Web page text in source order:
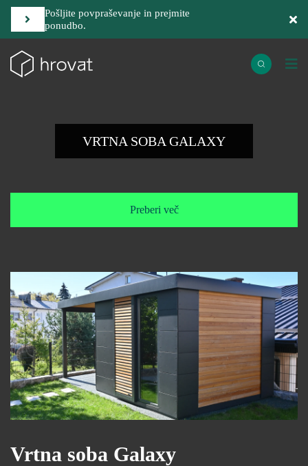
Pošljite povpraševanje in prejmite
ponudbo.
VRTNA SOBA GALAXY
Preberi več
Vrtna soba Galaxy